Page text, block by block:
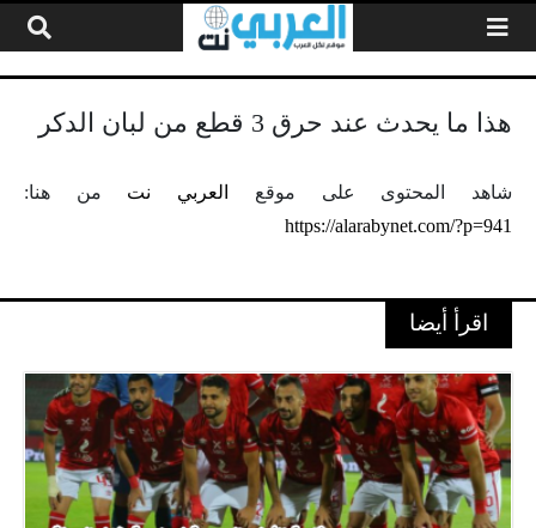
هذا ما يحدث عند حرق 3 قطع من لبان الدكر
شاهد المحتوى على موقع العربي نت من هنا:
https://alarabynet.com/?p=941
اقرأ أيضا